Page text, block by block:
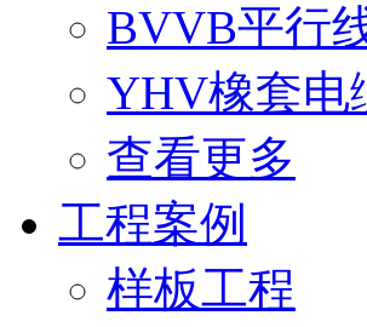
BVVB平行
YHV橡套电
查看更多
工程案例
样板工程